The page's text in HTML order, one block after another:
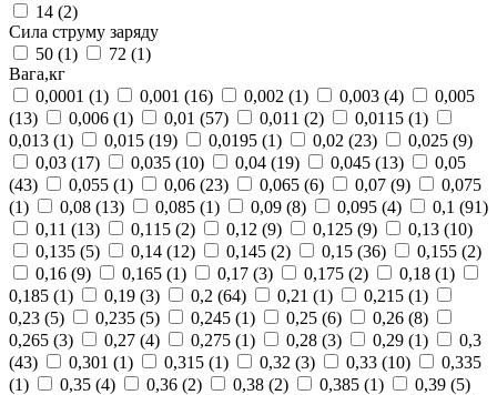
14 (2)
Сила струму заряду
50 (1) 72 (1)
Вага,кг
0,0001 (1) 0,001 (16) 0,002 (1) 0,003 (4)
0,005
(13)
0,006 (1) 0,01 (57) 0,011 (2) 0,0115 (1)
0,013 (1) 0,015 (19) 0,0195 (1) 0,02 (23) 0,025 (9)
0,03 (17) 0,035 (10) 0,04 (19) 0,045 (13)
0,05
(43)
0,055 (1) 0,06 (23) 0,065 (6) 0,07 (9)
0,075
(1)
0,08 (13) 0,085 (1) 0,09 (8) 0,095 (4) 0,1 (91)
0,11 (13) 0,115 (2) 0,12 (9) 0,125 (9) 0,13 (10)
0,135 (5) 0,14 (12) 0,145 (2) 0,15 (36) 0,155 (2)
0,16 (9) 0,165 (1) 0,17 (3) 0,175 (2) 0,18 (1)
0,185 (1) 0,19 (3) 0,2 (64) 0,21 (1) 0,215 (1)
0,23 (5) 0,235 (5) 0,245 (1) 0,25 (6) 0,26 (8)
0,265 (3) 0,27 (4) 0,275 (1) 0,28 (3) 0,29 (1)
0,3
(43)
0,301 (1) 0,315 (1) 0,32 (3) 0,33 (10)
0,335
(1)
0,35 (4) 0,36 (2) 0,38 (2) 0,385 (1) 0,39 (5)